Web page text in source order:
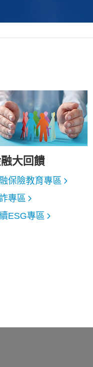
大回饋
保險教育專區
專區
ESG專區